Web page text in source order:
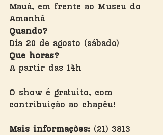
Mauá, em frente ao Museu do
Amanhã
Quando?
Dia 20 de agosto (sábado)
Que horas?
A partir das 14h
O show é gratuito, com
contribuição ao chapéu!
Mais informações: (21) 3813